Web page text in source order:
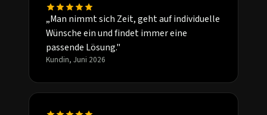
„Man nimmt sich Zeit, geht auf individuelle
Wünsche ein und findet immer eine
passende Lösung."
Kundin, Juni 2026